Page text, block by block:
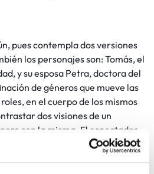
pues contempla dos versiones
los personajes son: Tomás, el
y su esposa Petra, doctora del
de géneros que mueve las
en el cuerpo de los mismos
dos visiones de un
son la misma. El espectador
O ambas. Y enfrentarlas
matrimonio se enfrenta.